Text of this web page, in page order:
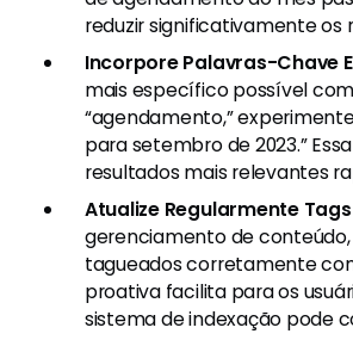
reduzir significativamente os
Incorpore Palavras-Chave
mais específico possível
“agendamento,”
para setembro de 2023.”
resultados mais relevantes
Atualize Regularmente
gerenciamento de
tagueados corretamente
proativa facilita para os
sistema de indexação pode